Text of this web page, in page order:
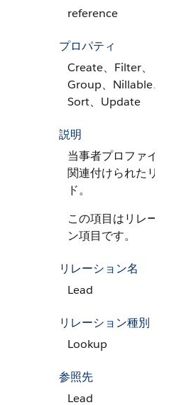
reference
プロパティ
Create、Filter、
Group、Nillable、
Sort、Update
説明
当事者プロファイ
関連付けられたリー
ド。
この項目はリレー
ン項目です。
リレーション名
Lead
リレーション種別
Lookup
参照先
Lead